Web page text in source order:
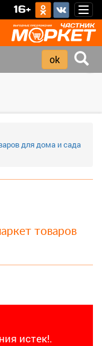
16+
для дома и сада
товаров
истек!.
›